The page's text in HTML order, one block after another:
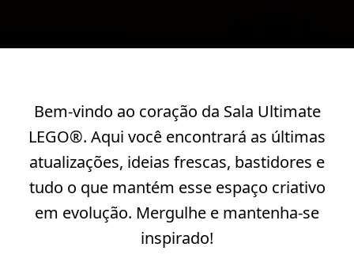
Bem-vindo ao coração da Sala Ultimate
LEGO®. Aqui você encontrará as últimas
atualizações, ideias frescas, bastidores e
tudo o que mantém esse espaço criativo
em evolução. Mergulhe e mantenha-se
inspirado!